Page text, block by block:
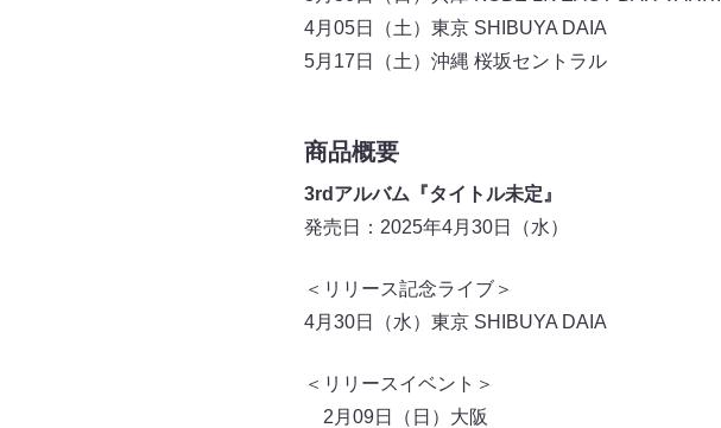
4月05日（土）東京 SHIBUYA DAIA
5月17日（土）沖縄 桜坂セントラル
商品概要
3rdアルバム『タイトル未定』
発売日：2025年4月30日（水）
＜リリース記念ライブ＞
4月30日（水）東京 SHIBUYA DAIA
＜リリースイベント＞
2月09日（日）大阪